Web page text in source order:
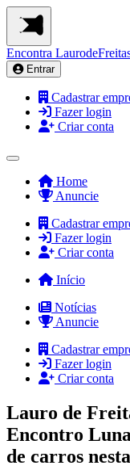
Encontra
Entrar
Cadastrar
Fazer login
Criar conta
Home
Anuncie
Cadastrar
Fazer login
Criar conta
Início
Notícias
Anuncie
Cadastrar
Fazer login
Criar conta
Lauro de
Encontro
de carros